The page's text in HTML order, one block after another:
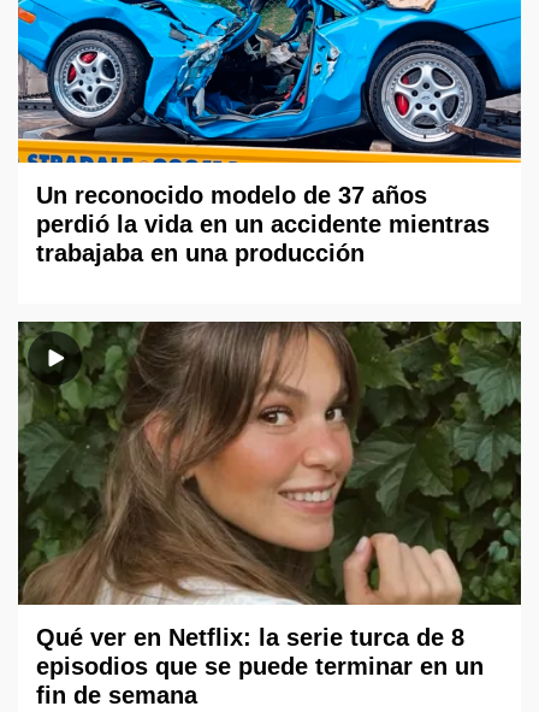
Un reconocido modelo de 37 años
perdió la vida en un accidente mientras
trabajaba en una producción
Qué ver en Netflix: la serie turca de 8
episodios que se puede terminar en un
fin de semana